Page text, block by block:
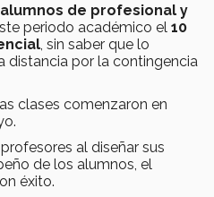
de profesional y
periodo académico el 10
, sin saber que lo
distancia por la contingencia
las clases comenzaron en
al diseñar sus
de los alumnos, el
éxito.